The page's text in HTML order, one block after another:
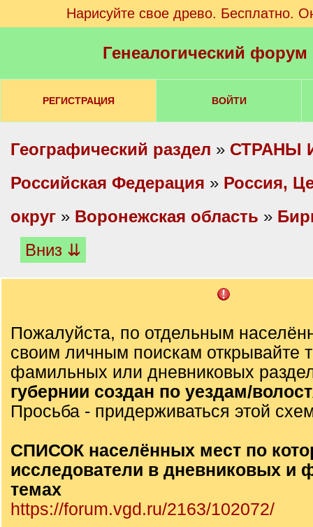
Нарисуйте свое древо. Бесплатно.
Генеалогический
РЕГИСТРАЦИЯ ВОЙТИ
Географический раздел » СТРАНЫ
Российская Федерация » Россия,
округ » Воронежская область »
Вниз ⇊
Пожалуйста, по отдельным
своим личным поискам открывайте
фамильных или дневниковых
губернии создан по уездам/
Просьба - придерживаться этой
СПИСОК населённых мест по
исследователи в дневниковых и
темах
https://forum.vgd.ru/2163/102072/